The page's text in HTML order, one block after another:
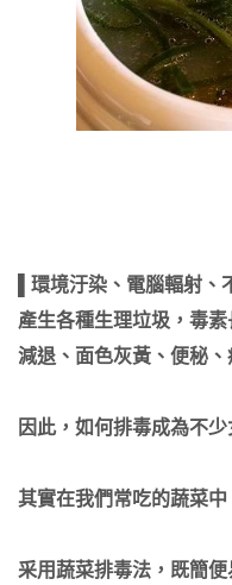
▌環境汙染、電腦輻射
產生各種生理垃圾，毒
減退、面色灰黃、便秘、
因此，如何排毒成為不
其實在我們常吃的蔬菜
采用蔬菜排毒法，既簡